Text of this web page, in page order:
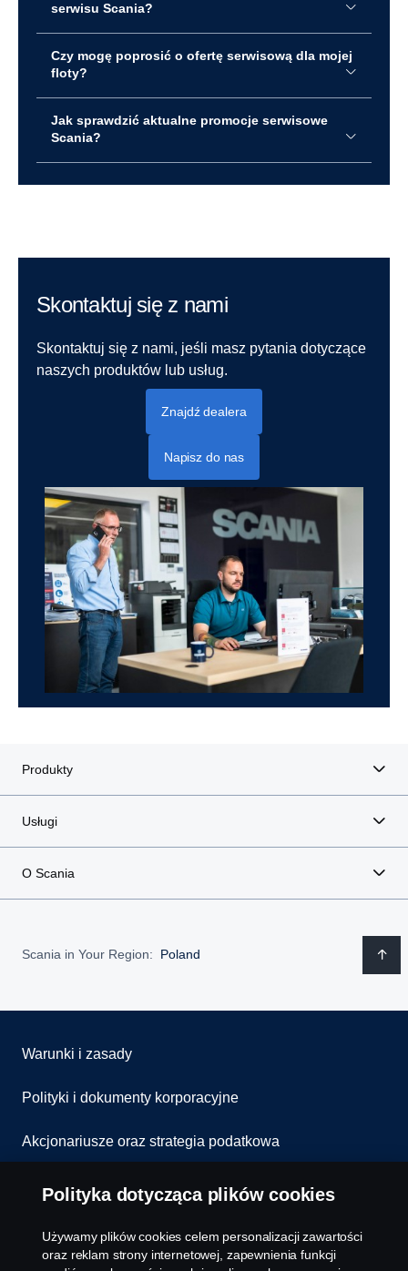
serwisu Scania?
Czy mogę poprosić o ofertę serwisową dla mojej
floty?
Jak sprawdzić aktualne promocje serwisowe
Scania?
Skontaktuj się z nami
Skontaktuj się z nami, jeśli masz pytania dotyczące
naszych produktów lub usług.
Znajdź dealera
Napisz do nas
Produkty
Usługi
O Scania
Scania in Your Region: Poland
Warunki i zasady
Polityki i dokumenty korporacyjne
Akcjonariusze oraz strategia podatkowa
Informowanie o nieprawidłowościach
Kontakt
Polityka dotycząca plików cookies
Używamy plików cookies celem personalizacji zawartości
oraz reklam strony internetowej, zapewnienia funkcji